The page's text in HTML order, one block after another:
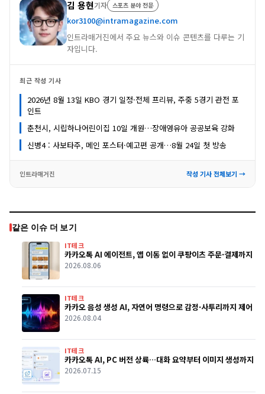
김 용현기자 스포츠 분야 전문
kor3100@intramagazine.com
인트라매거진에서 주요 뉴스와 이슈 콘텐츠를 다루는 기
자입니다.
최근 작성 기사
2026년 8월 13일 KBO 경기 일정·전체 프리뷰, 주중 5경기 관전 포
인트
춘천시, 시립하나어린이집 10일 개원…장애영유아 공공보육 강화
신병4 : 사보타주, 메인 포스터·예고편 공개…8월 24일 첫 방송
인트라매거진 작성 기사 전체보기 →
같은 이슈 더 보기
IT테크
카카오톡 AI 에이전트, 앱 이동 없이 쿠팡이츠 주문·결제까지
2026.08.06
IT테크
카카오 음성 생성 AI, 자연어 명령으로 감정·사투리까지 제어
2026.08.04
IT테크
카카오톡 AI, PC 버전 상륙…대화 요약부터 이미지 생성까지
2026.07.15